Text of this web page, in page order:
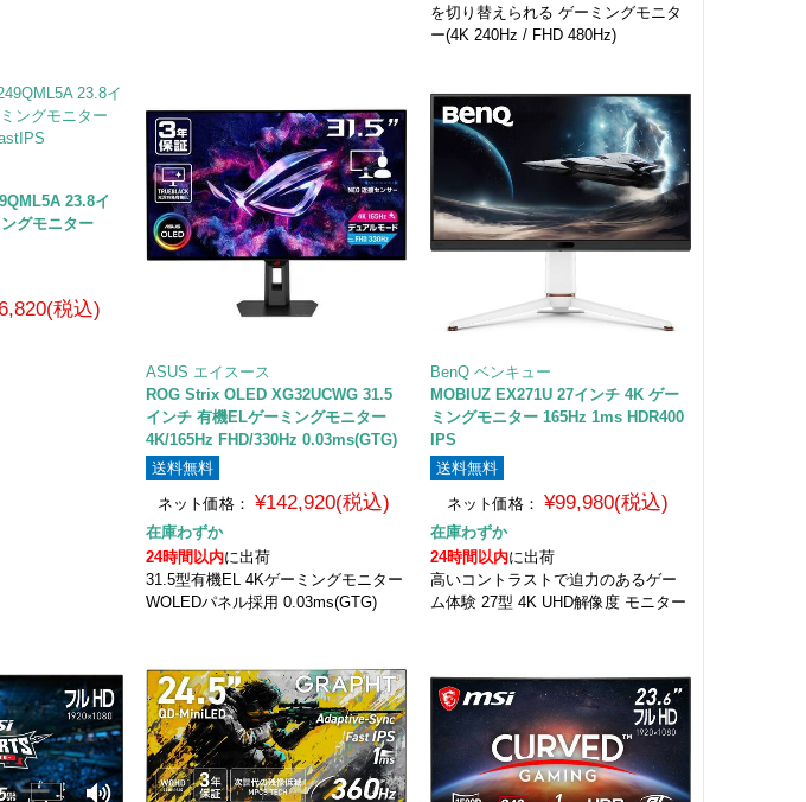
を切り替えられる ゲーミングモニタ
ー(4K 240Hz / FHD 480Hz)
23.8イ
グモニター
税込)
ASUS エイスース
ROG Strix OLED XG32UCWG 31.5
インチ 有機ELゲーミングモニター
4K/165Hz FHD/330Hz 0.03ms(GTG)
送料無料
ネット価格：
¥142,920(税込)
在庫わずか
24時間以内に出荷
31.5型有機EL 4Kゲーミングモニター
WOLEDパネル採用 0.03ms(GTG)
BenQ ベンキュー
MOBIUZ EX271U 27インチ 4K ゲー
ミングモニター 165Hz 1ms HDR400
IPS
送料無料
ネット価格： ¥99,980(税込)
在庫わずか
24時間以内に出荷
高いコントラストで迫力のあるゲー
ム体験 27型 4K UHD解像度 モニター